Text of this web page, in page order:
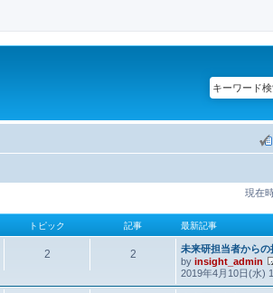
現在
トピック 記事 最新記事
2 2
未来研担当者からの
by insight_admin
2019年4月10日(水)